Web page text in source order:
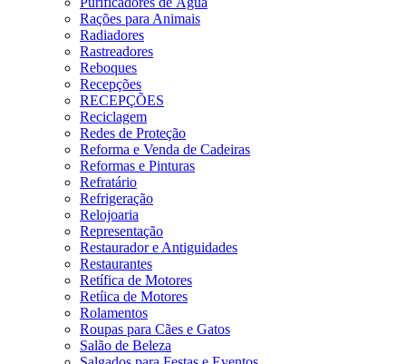
Rações para Animais
Radiadores
Rastreadores
Reboques
Recepções
RECEPÇÕES
Reciclagem
Redes de Proteção
Reforma e Venda de Cadeiras
Reformas e Pinturas
Refratário
Refrigeração
Relojoaria
Representação
Restaurador e Antiguidades
Restaurantes
Retífica de Motores
Retíica de Motores
Rolamentos
Roupas para Cães e Gatos
Salão de Beleza